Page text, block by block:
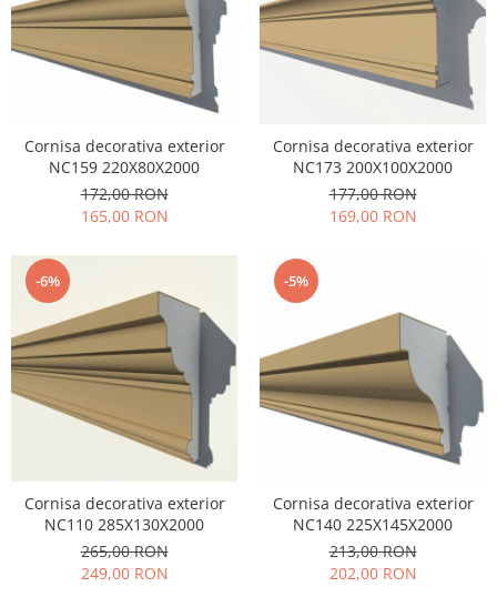
Cornisa decorativa exterior
NC159 220X80X2000
172,00 RON
165,00 RON
Cornisa decorativa exterior
NC173 200X100X2000
177,00 RON
169,00 RON
-6%
Cornisa decorativa exterior
NC110 285X130X2000
265,00 RON
249,00 RON
-5%
Cornisa decorativa exterior
NC140 225X145X2000
213,00 RON
202,00 RON